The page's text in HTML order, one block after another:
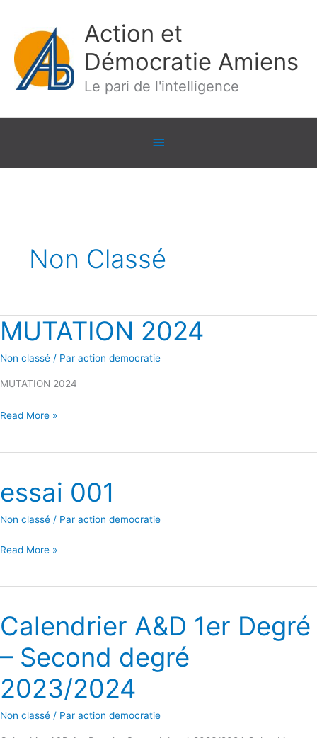
contenu
Action et
Démocratie Amiens
Le pari de l'intelligence
Non Classé
MUTATION 2024
Non classé / Par action democratie
MUTATION 2024
MUTATION
2024
Read More »
essai 001
Non classé / Par action democratie
essai
001
Read More »
Calendrier A&D 1er Degré
– Second degré
2023/2024
Non classé / Par action democratie
Calendrier
A&D
1er